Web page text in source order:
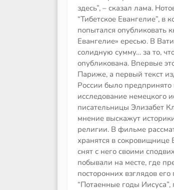
здесь”, – сказал лама.
“Тибетское Евангелие”,
попытался опубликовать
Евангелие» ересью. В
солидную сумму… за то,
опубликована. Впервые
Париже, а первый текст
России было предпринято
исследование немецкого
писательницы Элизабет
мнение выскажут
религии. В фильме
хранятся в сокровищнице
снят с него своими
побывали на месте, где
посторонних взглядов
“Потаенные годы